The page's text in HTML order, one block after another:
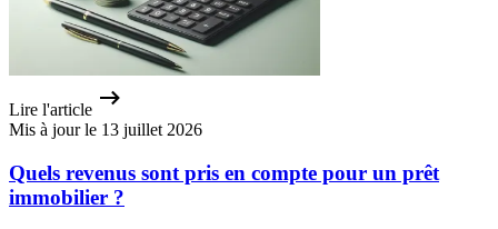
Lire l'article
Mis à jour le 13 juillet 2026
Quels revenus sont pris en compte pour un prêt
immobilier ?